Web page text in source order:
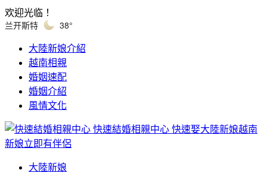
欢迎光临！
兰开斯特 38°
大陸新娘介紹
越南相親
婚姻速配
婚姻介紹
風情文化
快速結婚相親中心 快速娶大陸新娘越南
新娘立即有伴侶
大陸新娘